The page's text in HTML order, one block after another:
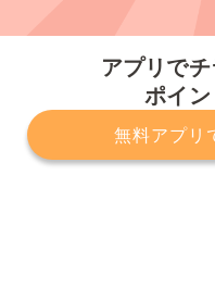
アプリで
ポイン
無料アプリ
プライバシーポリ
サービスに関してのお問